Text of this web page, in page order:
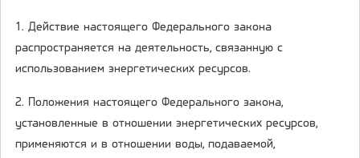
1. Действие настоящего Федерального закона
распространяется на деятельность, связанную с
использованием энергетических ресурсов.
2. Положения настоящего Федерального закона,
установленные в отношении энергетических ресурсов,
применяются и в отношении воды, подаваемой,